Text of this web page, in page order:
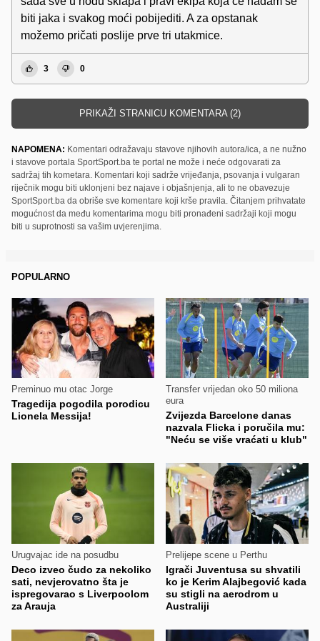
biti jaka i svakog moći pobijediti. A za opstanak
možemo pričati poslije prve tri utakmice.
3 0
PRIKAŽI STRANICU KOMENTARA (2)
NAPOMENA: Komentari odražavaju stavove njihovih autora/ica, a ne nužno
i stavove portala SportSport.ba te portal ne može i neće odgovarati za
sadržaj tih kometara. Komentari koji sadrže vrijeđanja, psovanja i vulgaran
riječnik mogu biti uklonjeni bez najave i objašnjenja, ali to ne obavezuje
SportSport.ba da obriše sve komentare koji krše pravila. Čitanjem prihvatate
mogućnost da među komentarima mogu biti pronađeni sadržaji koji mogu
biti u suprotnosti sa vašim uvjerenjima.
POPULARNO
Preminuo mu otac Jorge
Tragedija pogodila porodicu
Lionela Messija!
Transfer vrijedan oko 50 miliona
eura
Zvijezda Barcelone danas
nazvala Flicka i poručila mu:
"Neću se više vraćati u klub"
Urugvajac ide na posudbu
Deco izveo čudo za nekoliko
sati, nevjerovatno šta je
ispregovarao s Liverpoolom
za Arauja
Prelijepe scene u Perthu
Igrači Juventusa su shvatili
ko je Kerim Alajbegović kada
su stigli na aerodrom u
Australiji